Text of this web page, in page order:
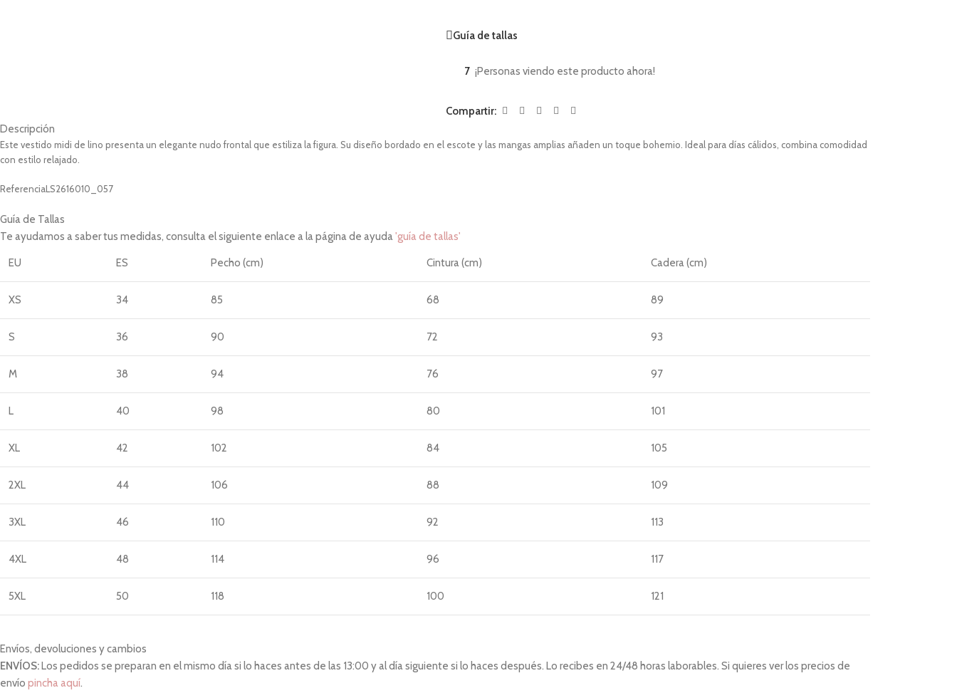
Guía de tallas
7 ¡Personas viendo este producto ahora!
Compartir:
Descripción
Este vestido midi de lino presenta un elegante nudo frontal que estiliza la figura. Su diseño bordado en el escote y las mangas amplias añaden un toque bohemio. Ideal para días cálidos, combina comodidad
con estilo relajado.
ReferenciaLS2616010_057
Guía de Tallas
Te ayudamos a saber tus medidas, consulta el siguiente enlace a la página de ayuda'guía de tallas'
EU ES Pecho (cm) Cintura (cm) Cadera (cm)
XS 34 85 68 89
S 36 90 72 93
M 38 94 76 97
L 40 98 80 101
XL 42 102 84 105
2XL 44 106 88 109
3XL 46 110 92 113
4XL 48 114 96 117
5XL 50 118 100 121
Envíos, devoluciones y cambios
ENVÍOS:Los pedidos se preparan en el mismo día si lo haces antes de las 13:00 y al día siguiente si lo haces después. Lo recibes en 24/48 horas laborables. Si quieres ver los precios de
envío pincha aquí.